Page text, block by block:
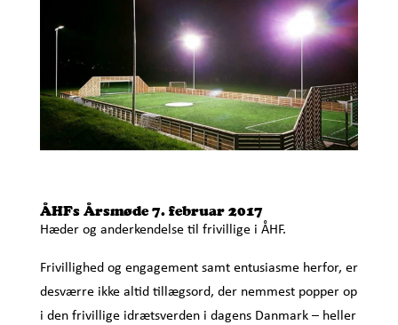
ÅHFs Årsmøde 7. februar 2017
Hæder og anderkendelse til frivillige i ÅHF.
Frivillighed og engagement samt entusiasme herfor, er
desværre ikke altid tillægsord, der nemmest popper op
i den frivillige idrætsverden i dagens Danmark – heller